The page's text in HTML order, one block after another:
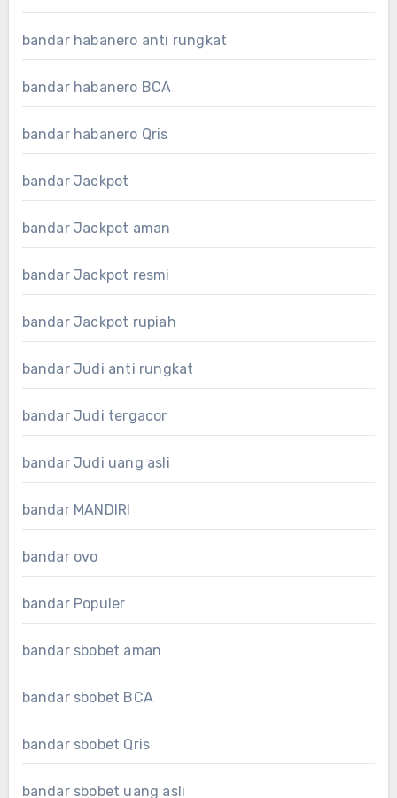
bandar habanero anti rungkat
bandar habanero BCA
bandar habanero Qris
bandar Jackpot
bandar Jackpot aman
bandar Jackpot resmi
bandar Jackpot rupiah
bandar Judi anti rungkat
bandar Judi tergacor
bandar Judi uang asli
bandar MANDIRI
bandar ovo
bandar Populer
bandar sbobet aman
bandar sbobet BCA
bandar sbobet Qris
bandar sbobet uang asli